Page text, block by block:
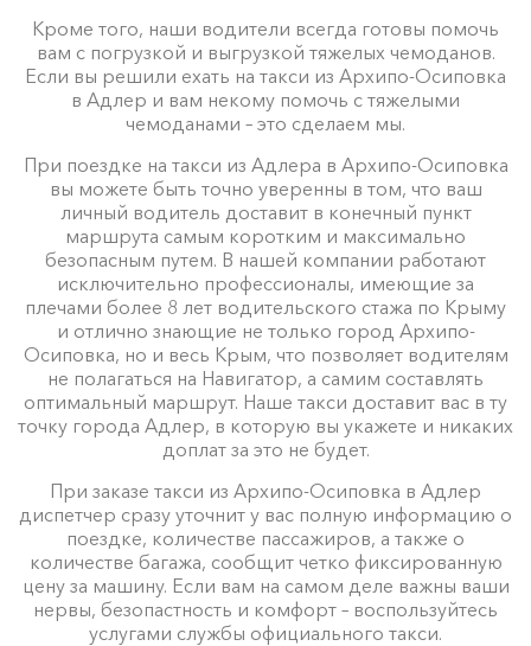
Кроме того, наши водители всегда готовы помочь
вам с погрузкой и выгрузкой тяжелых чемоданов.
Если вы решили ехать на такси из Архипо-Осиповка
в Адлер и вам некому помочь с тяжелыми
чемоданами – это сделаем мы.
При поездке на такси из Адлера в Архипо-Осиповка
вы можете быть точно уверенны в том, что ваш
личный водитель доставит в конечный пункт
маршрута самым коротким и максимально
безопасным путем. В нашей компании работают
исключительно профессионалы, имеющие за
плечами более 8 лет водительского стажа по Крыму
и отлично знающие не только город Архипо-
Осиповка, но и весь Крым, что позволяет водителям
не полагаться на Навигатор, а самим составлять
оптимальный маршрут. Наше такси доставит вас в ту
точку города Адлер, в которую вы укажете и никаких
доплат за это не будет.
При заказе такси из Архипо-Осиповка в Адлер
диспетчер сразу уточнит у вас полную информацию о
поездке, количестве пассажиров, а также о
количестве багажа, сообщит четко фиксированную
цену за машину. Если вам на самом деле важны ваши
нервы, безопастность и комфорт – воспользуйтесь
услугами службы официального такси.